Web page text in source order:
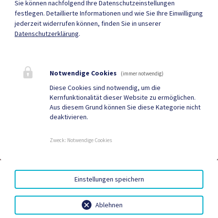
Mehr
Quicklinks
Geko digital Gemeinde-
KIGA & KiTa
Gemeindenachrichten
Termine
AMTSSIGNATUR|IMPRESSUM|BARRIEREFREIHEIT|
DATENSCHUTZ|SITEMAP
Sie können nachfolgend Ihre Datenschutzeinstellungen
festlegen. Detaillierte Informationen und wie Sie Ihre Einwilligung
jederzeit widerrufen können, finden Sie in unserer
Datenschutzerklärung.
Notwendige Cookies (immer notwendig)
Diese Cookies sind notwendig, um die
Kernfunktionalität dieser Website zu ermöglichen.
Aus diesem Grund können Sie diese Kategorie nicht
deaktivieren.
Zweck: Notwendige Cookies
Ablehnen
Einstellungen speichern